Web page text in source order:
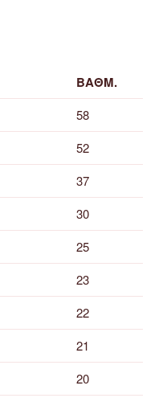
ΒΑΘΜ.
58
52
37
30
25
23
22
21
20